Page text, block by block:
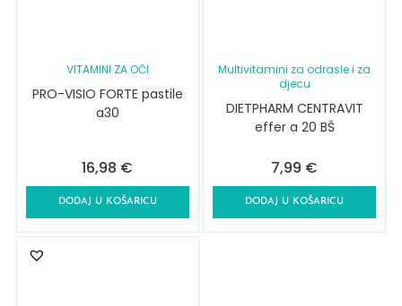
VITAMINI ZA OČI
PRO-VISIO FORTE pastile
a30
16,98 €
DODAJ U KOŠARICU
Multivitamini za odrasle i za
djecu
DIETPHARM CENTRAVIT
effer a 20 BŠ
7,99 €
DODAJ U KOŠARICU